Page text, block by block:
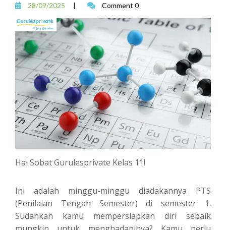
28/09/2025 | Comment 0
Hai Sobat Gurulesprivate Kelas 11!
Ini adalah minggu-minggu diadakannya PTS
(Penilaian Tengah Semester) di semester 1.
Sudahkah kamu mempersiapkan diri sebaik